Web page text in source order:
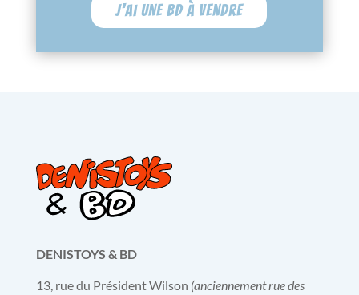
J'ai une BD à vendre
DENISTOYS & BD
13, rue du Président Wilson (anciennement rue des